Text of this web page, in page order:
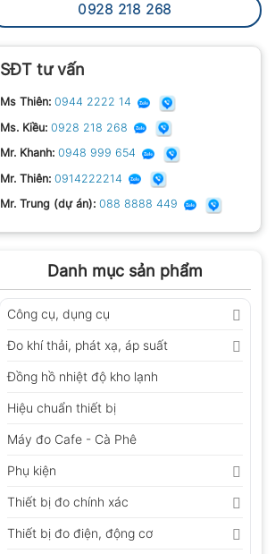
0928 218 268
SĐT tư vấn
Ms Thiên: 0944 2222 14
Ms. Kiều: 0928 218 268
Mr. Khanh: 0948 999 654
Mr. Thiên: 0914222214
Mr. Trung (dự án): 088 8888 449
Danh mục sản phẩm
Công cụ, dụng cụ
Đo khí thải, phát xạ, áp suất
Đồng hồ nhiệt độ kho lạnh
Hiệu chuẩn thiết bị
Máy đo Cafe - Cà Phê
Phụ kiện
Thiết bị đo chính xác
Thiết bị đo điện, động cơ